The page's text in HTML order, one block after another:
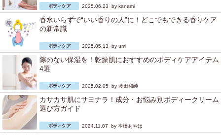
2025.06.23 by kanami
香水いらずで“いい香りの人”に！どこでもできる香りケア
の新常識
2025.05.13 by umi
隙のない保湿を！乾燥肌におすすめのボディケアアイテム
4選
2025.02.05 by 藤田和純
カサカサ肌にサヨナラ！成分・お悩み別ボディークリーム
選び方ガイド
2024.11.07 by 本橋あやは